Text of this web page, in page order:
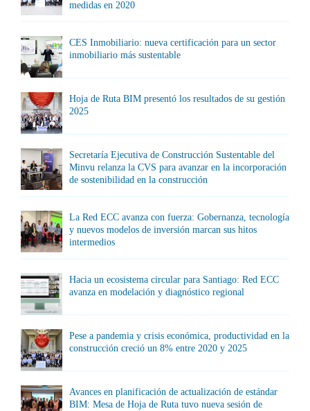
medidas en 2020
CES Inmobiliario: nueva certificación para un sector
inmobiliario más sustentable
Hoja de Ruta BIM presentó los resultados de su gestión
2025
Secretaría Ejecutiva de Construcción Sustentable del
Minvu relanza la CVS para avanzar en la incorporación
de sostenibilidad en la construcción
La Red ECC avanza con fuerza: Gobernanza, tecnología
y nuevos modelos de inversión marcan sus hitos
intermedios
Hacia un ecosistema circular para Santiago: Red ECC
avanza en modelación y diagnóstico regional
Pese a pandemia y crisis económica, productividad en la
construcción creció un 8% entre 2020 y 2025
Avances en planificación de actualización de estándar
BIM: Mesa de Hoja de Ruta tuvo nueva sesión de